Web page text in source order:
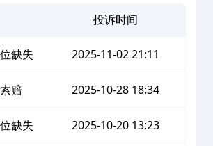
投诉时间
缺失 2025-11-02 21:11
赔 2025-10-28 18:34
缺失 2025-10-20 13:23